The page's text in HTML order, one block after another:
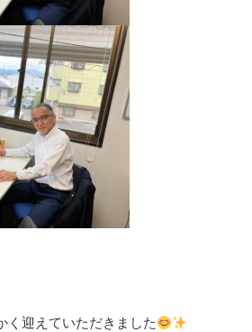
く迎えていただきました